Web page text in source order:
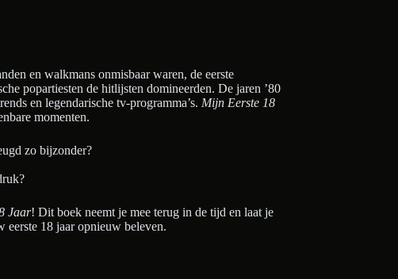
en walkmans onmisbaar waren, de eerste
popartiesten de hitlijsten domineerden. De jaren ’80
en legendarische tv-programma’s. Mijn Eerste 18
momenten.
zo bijzonder?
Jaar! Dit boek neemt je mee terug in de tijd en laat je
eerste 18 jaar opnieuw beleven.